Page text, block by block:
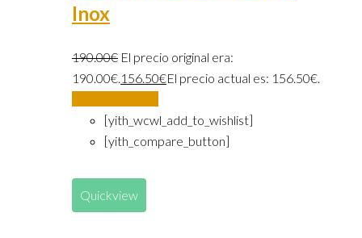
Inox
190.00€ El precio original era:
190.00€. 156.50€El precio actual es: 156.50€.
[yith_wcwl_add_to_wishlist]
[yith_compare_button]
Quickview